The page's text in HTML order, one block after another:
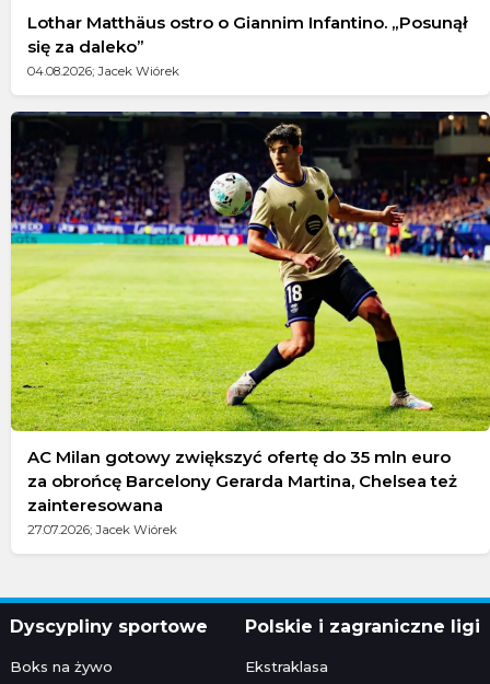
Lothar Matthäus ostro o Giannim Infantino. „Posunął
się za daleko”
04.08.2026; Jacek Wiórek
AC Milan gotowy zwiększyć ofertę do 35 mln euro
za obrońcę Barcelony Gerarda Martina, Chelsea też
zainteresowana
27.07.2026; Jacek Wiórek
Dyscypliny sportowe
Boks na żywo
Polskie i zagraniczne ligi
Ekstraklasa